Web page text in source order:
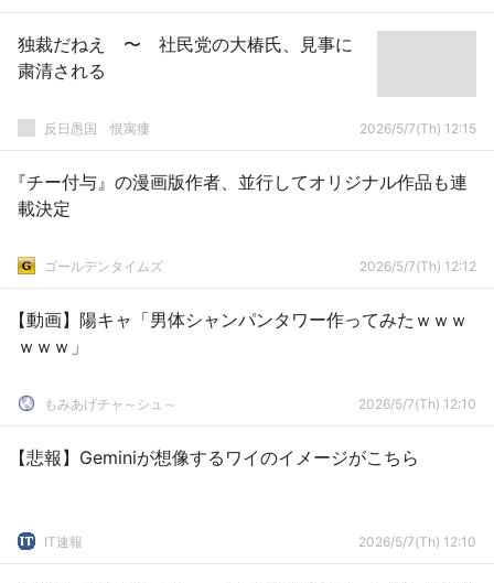
独裁だねえ 〜 社民党の大椿氏、見事に
粛清される
反日愚国 恨寓瘻 2026/5/7(Th) 12:15
『チー付与』の漫画版作者、並行してオリジナル作品も連
載決定
ゴールデンタイムズ 2026/5/7(Th) 12:12
【動画】陽キャ「男体シャンパンタワー作ってみたｗｗｗ
ｗｗｗ」
もみあげチャ～シュ～ 2026/5/7(Th) 12:10
【悲報】Geminiが想像するワイのイメージがこちら
IT速報 2026/5/7(Th) 12:10